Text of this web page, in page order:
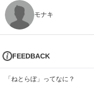
モナキ
FEEDBACK
「ねとらぼ」ってなに？